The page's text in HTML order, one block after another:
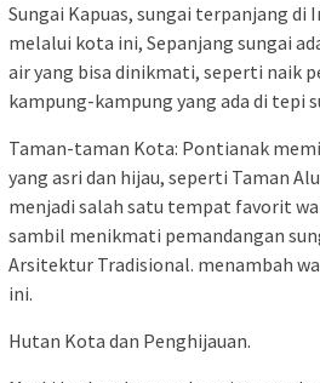
Sungai Kapuas, sungai terpanjang di
melalui kota ini, Sepanjang sungai
air yang bisa dinikmati, seperti naik
kampung-kampung yang ada di tepi
Taman-taman Kota: Pontianak
yang asri dan hijau, seperti Taman
menjadi salah satu tempat favorit
sambil menikmati pemandangan
Arsitektur Tradisional. menambah
ini.
Hutan Kota dan Penghijauan.